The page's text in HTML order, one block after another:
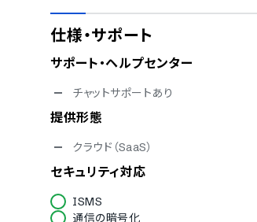
仕様・サポート
サポート・ヘルプセンター
チャットサポートあり
提供形態
クラウド（SaaS）
セキュリティ対応
ISMS
通信の暗号化